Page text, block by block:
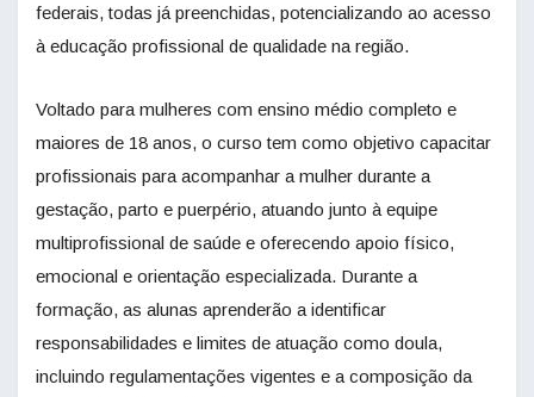
federais, todas já preenchidas, potencializando ao acesso
à educação profissional de qualidade na região.
Voltado para mulheres com ensino médio completo e
maiores de 18 anos, o curso tem como objetivo capacitar
profissionais para acompanhar a mulher durante a
gestação, parto e puerpério, atuando junto à equipe
multiprofissional de saúde e oferecendo apoio físico,
emocional e orientação especializada. Durante a
formação, as alunas aprenderão a identificar
responsabilidades e limites de atuação como doula,
incluindo regulamentações vigentes e a composição da